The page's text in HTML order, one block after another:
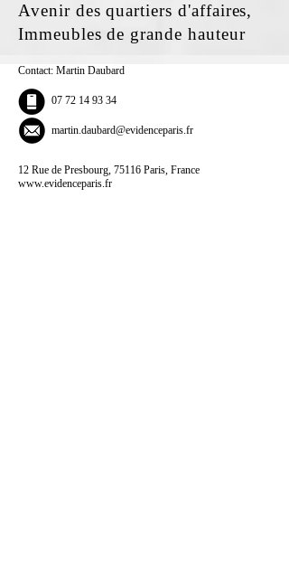
Avenir des quartiers d'affaires,
Immeubles de grande hauteur
Contact: Martin Daubard
07 72 14 93 34
martin.daubard@evidenceparis.fr
12 Rue de Presbourg, 75116 Paris, France
www.evidenceparis.fr